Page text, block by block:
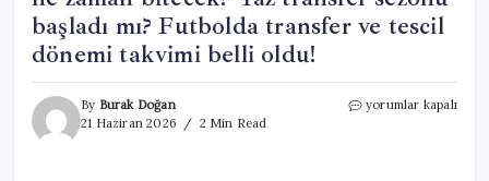
başladı mı? Futbolda transfer ve tescil
dönemi takvimi belli oldu!
By Burak Doğan
21 Haziran 2026
2 Min Read
TRANSFER
yorumlar kapalı